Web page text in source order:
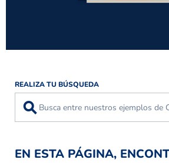
REALIZA TU BÚSQUEDA
⚲
EN ESTA PÁGINA,